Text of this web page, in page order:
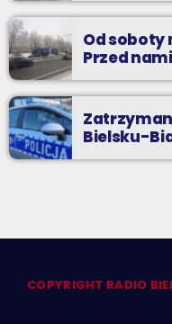
Od soboty
Przed
Bielsku-
COPYRIGHT RADIO